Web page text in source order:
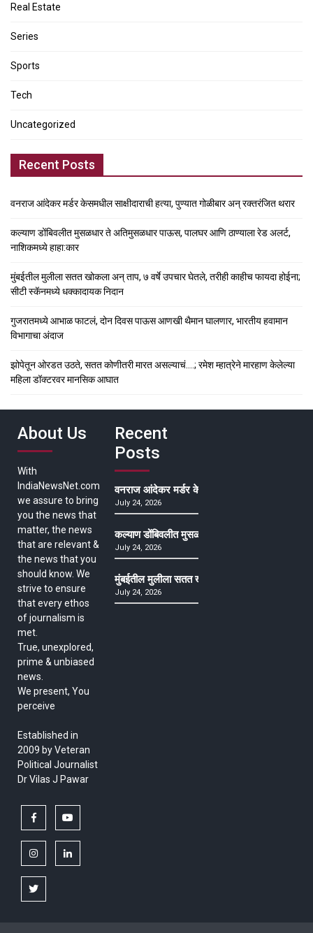
Real Estate
Series
Sports
Tech
Uncategorized
Recent Posts
वनराज आंदेकर मर्डर केसमधील साक्षीदाराची हत्या, पुण्यात गोळीबार अन् रक्तरंजित थरार
कल्याण डोंबिवलीत मुसळधार ते अतिमुसळधार पाऊस, पालघर आणि ठाण्याला रेड अलर्ट,
नाशिकमध्ये हाहा:कार
मुंबईतील मुलीला सतत खोकला अन् ताप, ७ वर्षे उपचार घेतले, तरीही काहीच फायदा होईना;
सीटी स्कॅनमध्ये धक्कादायक निदान
गुजरातमध्ये आभाळ फाटलं, दोन दिवस पाऊस आणखी थैमान घालणार, भारतीय हवामान
विभागाचा अंदाज
झोपेतून ओरडत उठते, सतत कोणीतरी मारत असल्याचं….; रमेश म्हात्रेने मारहाण केलेल्या
महिला डॉक्टरवर मानसिक आघात
About Us
With
IndiaNewsNet.com
we assure to bring
you the news that
matter, the news
that are relevant &
the news that you
should know. We
strive to ensure
that every ethos
of journalism is
met.
True, unexplored,
prime & unbiased
news.
We present, You
perceive
Established in
2009 by Veteran
Political Journalist
Dr Vilas J Pawar
facebook
instagramlinkedin
twitter
Recent
Posts
वनराज आंदेकर मर्डर केसमधील साक्षीदाराची हत्या,
July 24, 2026
कल्याण डोंबिवलीत मुसळधार ते अतिमुसळधार पाऊस,
July 24, 2026
मुंबईतील मुलीला सतत खोकला अन् ताप, ७ वर्षे उपचार
July 24, 2026